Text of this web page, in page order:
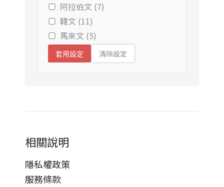
阿拉伯文 (7)
韓文 (11)
馬來文 (5)
套用設定 清除設定
相關說明
隱私權政策
服務條款